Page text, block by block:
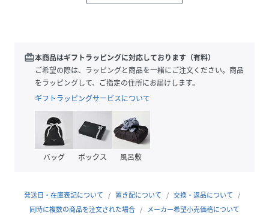
サイズ ONE SIZE
品番
JZ9966_518560012
redeem本商品はギフトラッピングに対応しております（有料）
ご希望の際は、ラッピングと商品を一緒にご注文ください。商品
をラッピングして、ご指定の住所にお届けします。
ギフトラッピングサービスについて
バッグ ボックス 風呂敷
発送日・在庫表記について 置き配について
交換・返品について
同時に複数の商品を注文された場合
メーカー希望小売価格について